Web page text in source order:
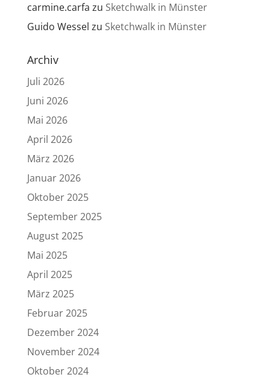
carmine.carfa zu Sketchwalk in Münster
Guido Wessel zu Sketchwalk in Münster
Archiv
Juli 2026
Juni 2026
Mai 2026
April 2026
März 2026
Januar 2026
Oktober 2025
September 2025
August 2025
Mai 2025
April 2025
März 2025
Februar 2025
Dezember 2024
November 2024
Oktober 2024